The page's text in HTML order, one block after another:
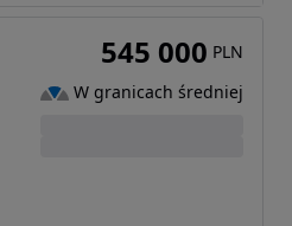
545 000 PLN
W granicach średniej